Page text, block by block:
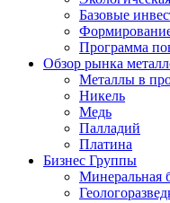
Базовые
Программа
Обзор рынка
Металлы в
Никель
Медь
Палладий
Платина
Бизнес Группы
Минеральная